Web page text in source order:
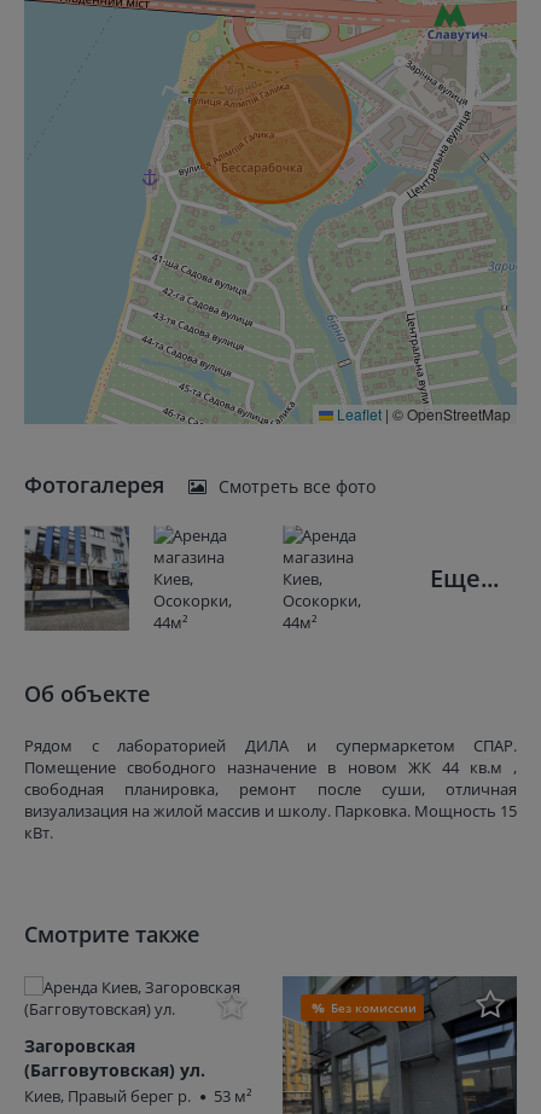
Leaflet | © OpenStreetMap
Фотогалерея Смотреть все фото
Еще...
Об объекте
Рядом с лабораторией ДИЛА и супермаркетом СПАР.
Помещение свободного назначение в новом ЖК 44 кв.м ,
свободная планировка, ремонт после суши, отличная
визуализация на жилой массив и школу. Парковка. Мощность 15
кВт.
Смотрите также
Загоровская
(Багговутовская) ул.
Киев, Правый берег р. 53 м²
Без комиссии